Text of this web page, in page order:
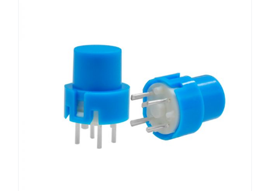
원형 푸시 버튼 스위치 순간 0.01A 35VDC
100,000 사이클 최소.